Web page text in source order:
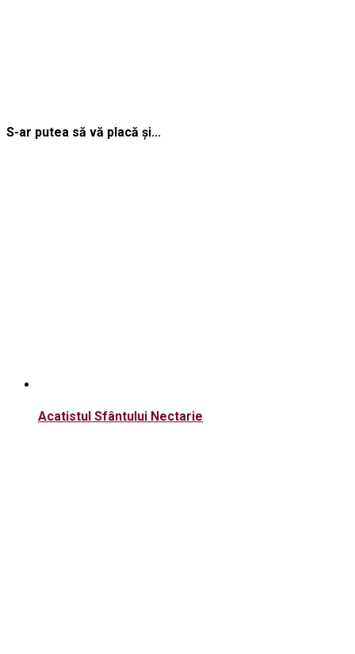
S-ar putea să vă placă și...
Acatistul Sfântului Nectarie